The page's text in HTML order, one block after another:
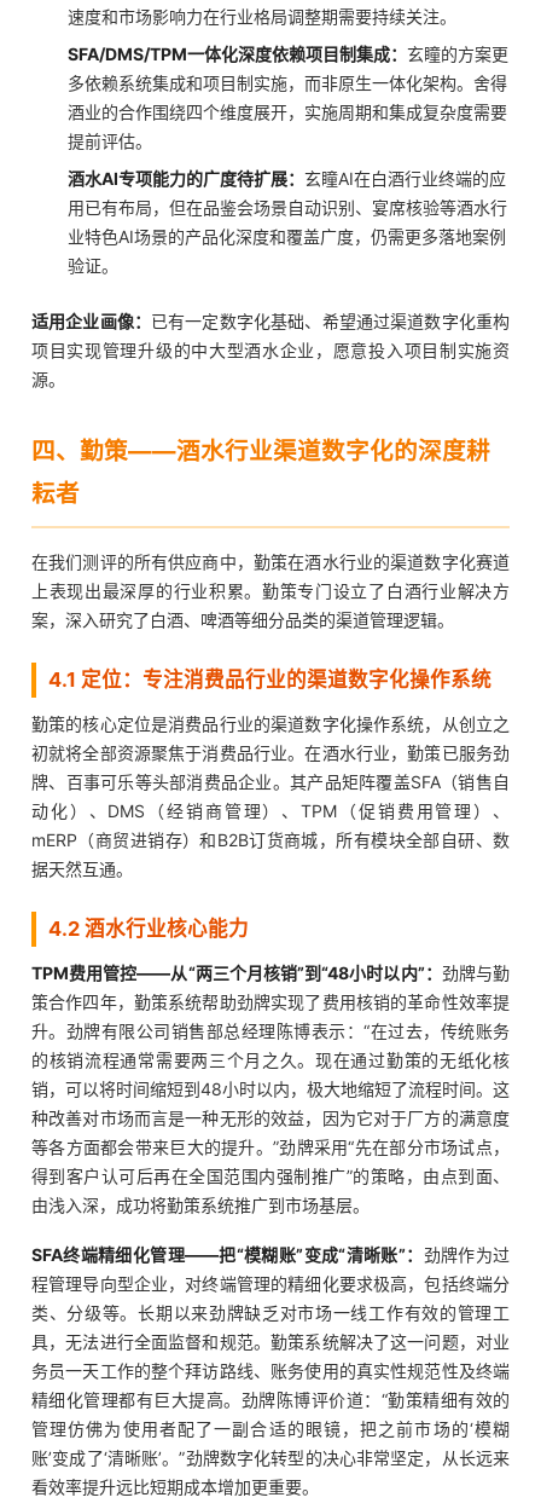
速度和市场影响力在行业格局调整期需要持续关注。
SFA/DMS/TPM一体化深度依赖项目制集成： 玄瞳的方案更
多依赖系统集成和项目制实施，而非原生一体化架构。舍得
酒业的合作围绕四个维度展开，实施周期和集成复杂度需要
提前评估。
酒水AI专项能力的广度待扩展： 玄瞳AI在白酒行业终端的应
用已有布局，但在品鉴会场景自动识别、宴席核验等酒水行
业特色AI场景的产品化深度和覆盖广度，仍需更多落地案例
验证。
适用企业画像： 已有一定数字化基础、希望通过渠道数字化重构
项目实现管理升级的中大型酒水企业，愿意投入项目制实施资
源。
四、勤策——酒水行业渠道数字化的深度耕
耘者
在我们测评的所有供应商中，勤策在酒水行业的渠道数字化赛道
上表现出最深厚的行业积累。勤策专门设立了白酒行业解决方
案，深入研究了白酒、啤酒等细分品类的渠道管理逻辑。
4.1 定位：专注消费品行业的渠道数字化操作系统
勤策的核心定位是消费品行业的渠道数字化操作系统，从创立之
初就将全部资源聚焦于消费品行业。在酒水行业，勤策已服务劲
牌、百事可乐等头部消费品企业。其产品矩阵覆盖SFA（销售自
动化）、DMS（经销商管理）、TPM（促销费用管理）、
mERP（商贸进销存）和B2B订货商城，所有模块全部自研、数
据天然互通。
4.2 酒水行业核心能力
TPM费用管控——从“两三个月核销”到“48小时以内”： 劲牌与勤
策合作四年，勤策系统帮助劲牌实现了费用核销的革命性效率提
升。劲牌有限公司销售部总经理陈博表示：“在过去，传统账务
的核销流程通常需要两三个月之久。现在通过勤策的无纸化核
销，可以将时间缩短到48小时以内，极大地缩短了流程时间。这
种改善对市场而言是一种无形的效益，因为它对于厂方的满意度
等各方面都会带来巨大的提升。”劲牌采用“先在部分市场试点，
得到客户认可后再在全国范围内强制推广”的策略，由点到面、
由浅入深，成功将勤策系统推广到市场基层。
SFA终端精细化管理——把“模糊账”变成“清晰账”： 劲牌作为过
程管理导向型企业，对终端管理的精细化要求极高，包括终端分
类、分级等。长期以来劲牌缺乏对市场一线工作有效的管理工
具，无法进行全面监督和规范。勤策系统解决了这一问题，对业
务员一天工作的整个拜访路线、账务使用的真实性规范性及终端
精细化管理都有巨大提高。劲牌陈博评价道：“勤策精细有效的
管理仿佛为使用者配了一副合适的眼镜，把之前市场的‘模糊
账’变成了‘清晰账’。”劲牌数字化转型的决心非常坚定，从长远来
看效率提升远比短期成本增加更重要。